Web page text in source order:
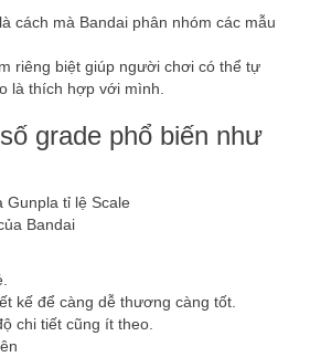
cách mà Bandai phân nhóm các mẫu
riêng biệt giúp người chơi có thể tự
là thích hợp với mình.
grade phổ biến như
Bandai
kế để càng dễ thương càng tốt.
chi tiết cũng ít theo.